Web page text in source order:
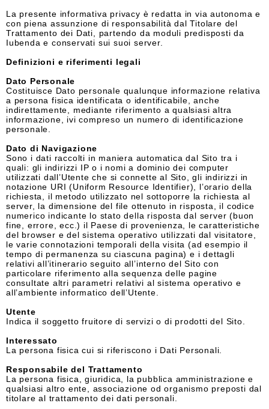
La presente informativa privacy è redatta in via autonoma e
con piena assunzione di responsabilità dal Titolare del
Trattamento dei Dati, partendo da moduli predisposti da
Iubenda e conservati sui suoi server.
Definizioni e riferimenti legali
Dato Personale
Costituisce Dato personale qualunque informazione relativa
a persona fisica identificata o identificabile, anche
indirettamente, mediante riferimento a qualsiasi altra
informazione, ivi compreso un numero di identificazione
personale.
Dato di Navigazione
Sono i dati raccolti in maniera automatica dal Sito tra i
quali: gli indirizzi IP o i nomi a dominio dei computer
utilizzati dall’Utente che si connette al Sito, gli indirizzi in
notazione URI (Uniform Resource Identifier), l’orario della
richiesta, il metodo utilizzato nel sottoporre la richiesta al
server, la dimensione del file ottenuto in risposta, il codice
numerico indicante lo stato della risposta dal server (buon
fine, errore, ecc.) il Paese di provenienza, le caratteristiche
del browser e del sistema operativo utilizzati dal visitatore,
le varie connotazioni temporali della visita (ad esempio il
tempo di permanenza su ciascuna pagina) e i dettagli
relativi all’itinerario seguito all’interno del Sito con
particolare riferimento alla sequenza delle pagine
consultate altri parametri relativi al sistema operativo e
all’ambiente informatico dell’Utente.
Utente
Indica il soggetto fruitore di servizi o di prodotti del Sito.
Interessato
La persona fisica cui si riferiscono i Dati Personali.
Responsabile del Trattamento
La persona fisica, giuridica, la pubblica amministrazione e
qualsiasi altro ente, associazione od organismo preposti dal
titolare al trattamento dei dati personali.